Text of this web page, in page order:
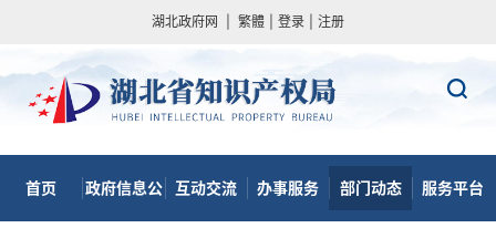
湖北政府网 繁體 登录 注册
首页 政府信息公 互动交流 办事服务 部门动态 服务平台